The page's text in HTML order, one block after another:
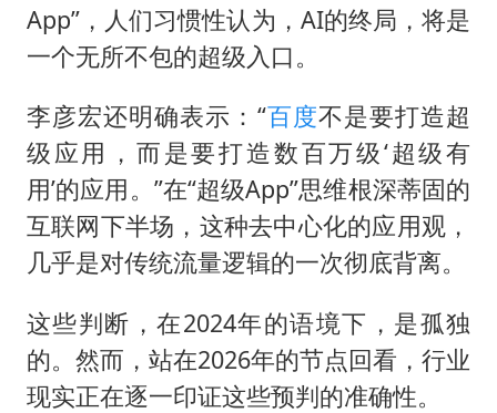
App”，人们习惯性认为，AI的终局，将是
一个无所不包的超级入口。
李彦宏还明确表示：“百度不是要打造超
级应用，而是要打造数百万级‘超级有
用’的应用。”在“超级App”思维根深蒂固的
互联网下半场，这种去中心化的应用观，
几乎是对传统流量逻辑的一次彻底背离。
这些判断，在2024年的语境下，是孤独
的。然而，站在2026年的节点回看，行业
现实正在逐一印证这些预判的准确性。